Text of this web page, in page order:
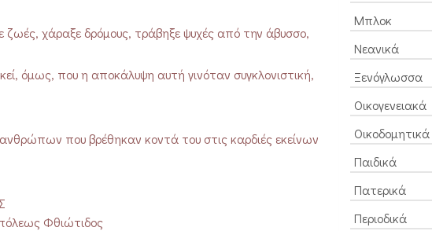
ζωές, χάραξε δρόμους, τράβηξε ψυχές από την άβυσσο,
όμως, που η αποκάλυψη αυτή γινόταν συγκλονιστική,
που βρέθηκαν κοντά του στις καρδιές εκείνων
Φθιώτιδος
Μπλοκ
Νεανικά
Ξενόγλωσσα
Οικογενειακά
Οικοδομητικά
Παιδικά
Πατερικά
Περιοδικά